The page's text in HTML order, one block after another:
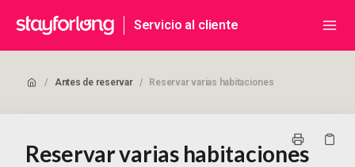
Servicio al cliente
/ Antes de reservar / Reservar varias habitaciones
Reservar varias habitaciones